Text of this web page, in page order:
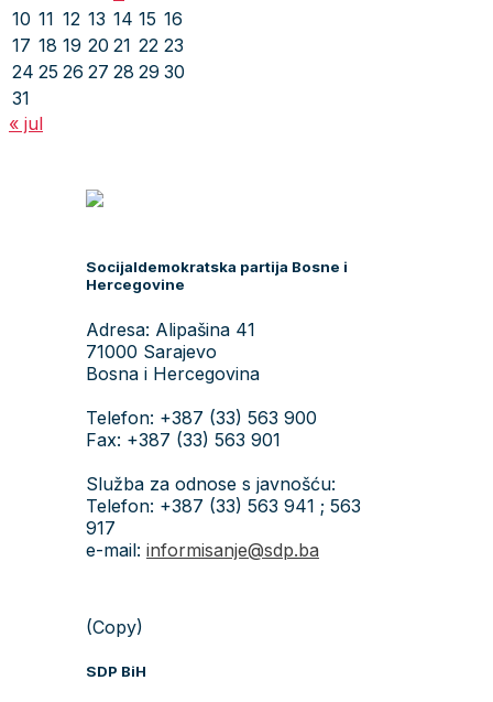
10 11 12 13 14 15 16
17 18 19 20 21 22 23
24 25 26 27 28 29 30
31
« jul
Socijaldemokratska partija Bosne i
Hercegovine
Adresa: Alipašina 41
71000 Sarajevo
Bosna i Hercegovina
Telefon: +387 (33) 563 900
Fax: +387 (33) 563 901
Služba za odnose s javnošću:
Telefon: +387 (33) 563 941 ; 563
917
e-mail: informisanje@sdp.ba
(Copy)
SDP BiH